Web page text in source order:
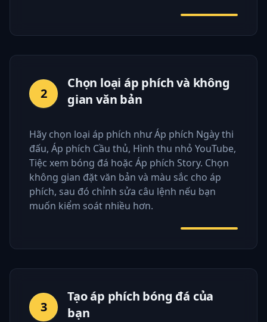
2
Chọn loại áp phích và không
gian văn bản
Hãy chọn loại áp phích như Áp phích Ngày thi
đấu, Áp phích Cầu thủ, Hình thu nhỏ YouTube,
Tiệc xem bóng đá hoặc Áp phích Story. Chọn
không gian đặt văn bản và màu sắc cho áp
phích, sau đó chỉnh sửa câu lệnh nếu bạn
muốn kiểm soát nhiều hơn.
3
Tạo áp phích bóng đá của
bạn